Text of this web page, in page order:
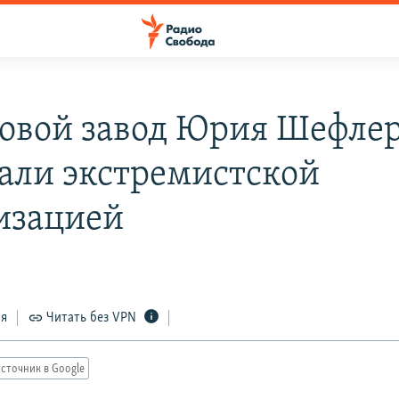
завод Юрия
экстремистской
Читать без VPN
в Google